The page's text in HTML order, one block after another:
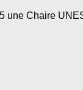
une Chaire